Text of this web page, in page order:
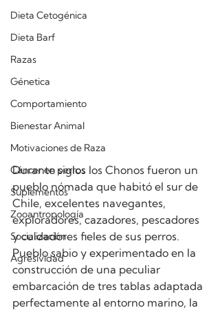
Dieta Cetogénica
Dieta Barf
Razas
Génetica
Comportamiento
Bienestar Animal
Motivaciones de Raza
Cáncer en perros
Suplementos
Zooantropología
Socialización
Agresividad
Durante siglos los Chonos fueron un
pueblo nómada que habitó el sur de
Chile, excelentes navegantes,
exploradores, cazadores, pescadores
y cuidadores fieles de sus perros.
Pueblo sabio y experimentado en la
construcción de una peculiar
embarcación de tres tablas adaptada
perfectamente al entorno marino, la